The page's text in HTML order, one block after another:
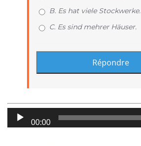
B. Es hat viele Stockwerke.
C. Es sind mehrer Häuser.
Audio
Player
00:00